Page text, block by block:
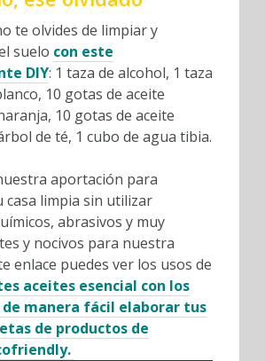
te olvides de limpiar y
suelo con este
DIY: 1 taza de alcohol, 1 taza
10 gotas de aceite
10 gotas de aceite
de té, 1 cubo de agua tibia.
aportación para
casa limpia sin utilizar
abrasivos y muy
y nocivos para nuestra
enlace puedes ver los usos de
aceites esencial con los
de manera fácil elaborar tus
de productos de